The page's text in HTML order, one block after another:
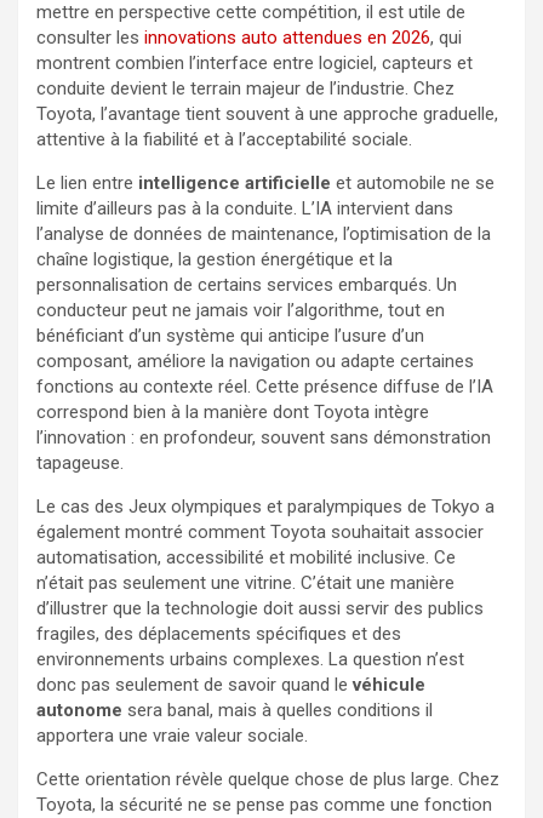
mettre en perspective cette compétition, il est utile de
consulter les innovations auto attendues en 2026, qui
montrent combien l’interface entre logiciel, capteurs et
conduite devient le terrain majeur de l’industrie. Chez
Toyota, l’avantage tient souvent à une approche graduelle,
attentive à la fiabilité et à l’acceptabilité sociale.
Le lien entre intelligence artificielle et automobile ne se
limite d’ailleurs pas à la conduite. L’IA intervient dans
l’analyse de données de maintenance, l’optimisation de la
chaîne logistique, la gestion énergétique et la
personnalisation de certains services embarqués. Un
conducteur peut ne jamais voir l’algorithme, tout en
bénéficiant d’un système qui anticipe l’usure d’un
composant, améliore la navigation ou adapte certaines
fonctions au contexte réel. Cette présence diffuse de l’IA
correspond bien à la manière dont Toyota intègre
l’innovation : en profondeur, souvent sans démonstration
tapageuse.
Le cas des Jeux olympiques et paralympiques de Tokyo a
également montré comment Toyota souhaitait associer
automatisation, accessibilité et mobilité inclusive. Ce
n’était pas seulement une vitrine. C’était une manière
d’illustrer que la technologie doit aussi servir des publics
fragiles, des déplacements spécifiques et des
environnements urbains complexes. La question n’est
donc pas seulement de savoir quand levéhicule
autonome sera banal, mais à quelles conditions il
apportera une vraie valeur sociale.
Cette orientation révèle quelque chose de plus large. Chez
Toyota, la sécurité ne se pense pas comme une fonction